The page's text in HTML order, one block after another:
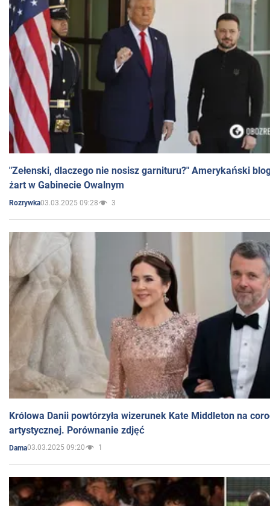
"Zełenski, dlaczego nie nosisz garnituru?" Amerykański
żart w Gabinecie Owalnym
Rozrywka03.03.2025 09:28 3
Królowa Danii powtórzyła wizerunek Kate Middleton na
artystycznej. Porównanie zdjęć
Dama03.03.2025 09:20 1